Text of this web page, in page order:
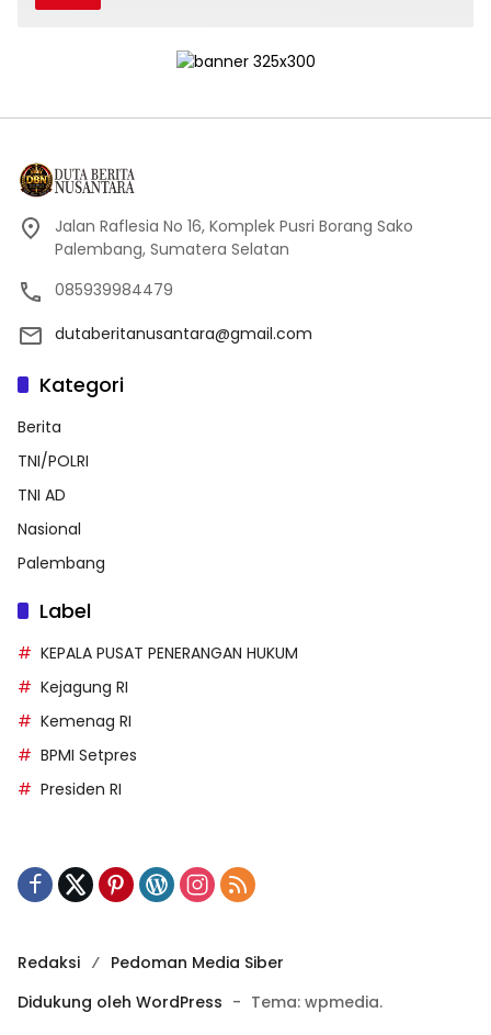
Jalan Raflesia No 16, Komplek Pusri Borang Sako
Palembang, Sumatera Selatan
085939984479
dutaberitanusantara@gmail.com
Kategori
Berita
TNI/POLRI
TNI AD
Nasional
Palembang
Label
KEPALA PUSAT PENERANGAN HUKUM
Kejagung RI
Kemenag RI
BPMI Setpres
Presiden RI
Redaksi
Pedoman Media Siber
Didukung oleh WordPress - Tema: wpmedia.